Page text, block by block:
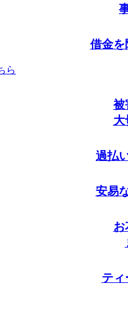
借金を
被
大
過払
安易
お
ティ